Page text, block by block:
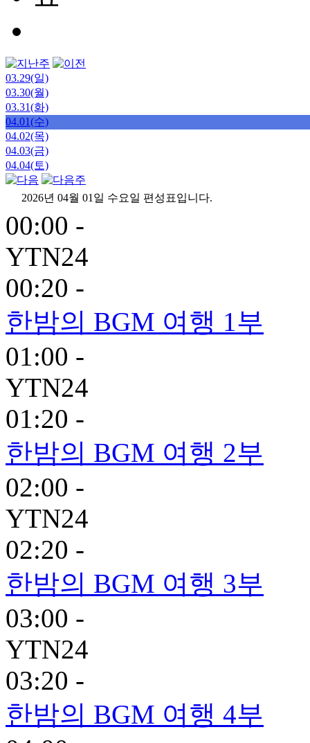
03.29(일)
03.30(월)
03.31(화)
04.01(수)
04.02(목)
04.03(금)
04.04(토)
2026년 04월 01일 수요일 편성표입니다.
00:00 -
YTN24
00:20 -
한밤의 BGM 여행 1부
01:00 -
YTN24
01:20 -
한밤의 BGM 여행 2부
02:00 -
YTN24
02:20 -
한밤의 BGM 여행 3부
03:00 -
YTN24
03:20 -
한밤의 BGM 여행 4부